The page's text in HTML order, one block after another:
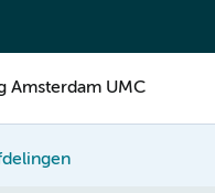
Amsterdam UMC